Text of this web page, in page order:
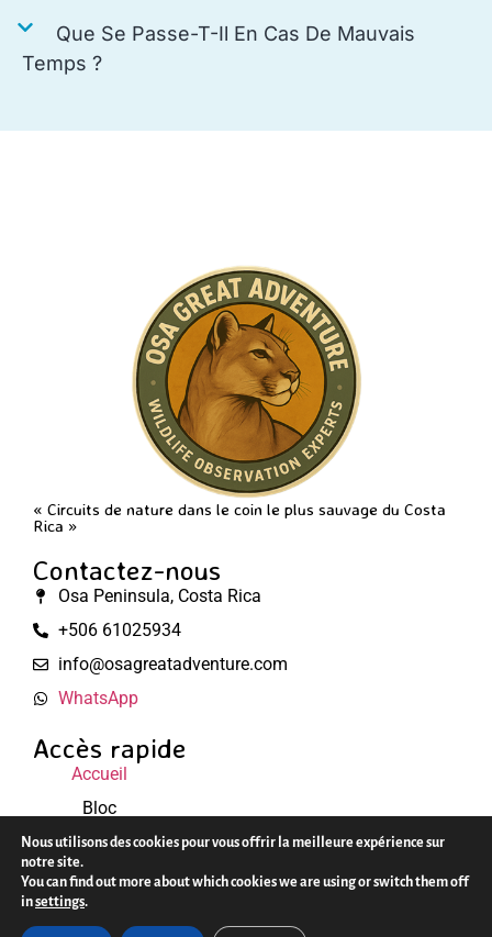
Que Se Passe-T-Il En Cas De Mauvais
Temps ?
« Circuits de nature dans le coin le plus sauvage du Costa
Rica »
Contactez-nous
Osa Peninsula, Costa Rica
+506 61025934
info@osagreatadventure.com
WhatsApp
Accès rapide
Accueil
Bloc
Mentions légales
© 2025 Osa Great Adventure. Tous droits réservés.
Nous utilisons des cookies pour vous offrir la meilleure expérience sur
notre site.
You can find out more about which cookies we are using or switch them off
insettings.